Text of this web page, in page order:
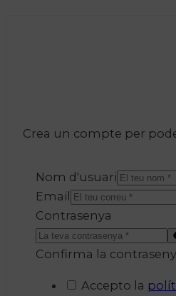
Crea un compte per
Nom d'usuari
Email
Contrasenya
Confirma la
Accepto la